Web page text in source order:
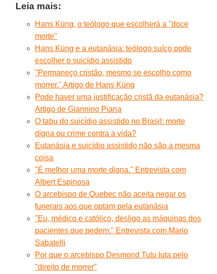
Leia mais:
Hans Küng, o teólogo que escolherá a ''doce
morte''
Hans Küng e a eutanásia: teólogo suíço pode
escolher o suicídio assistido
''Permaneço cristão, mesmo se escolho como
morrer.'' Artigo de Hans Küng
Pode haver uma justificação cristã da eutanásia?
Artigo de Giannino Piana
O tabu do suicídio assistido no Brasil: morte
digna ou crime contra a vida?
Eutanásia e suicídio assistido não são a mesma
coisa
"É melhor uma morte digna." Entrevista com
Albert Espinosa
O arcebispo de Quebec não aceita negar os
funerais aos que optam pela eutanásia
"Eu, médico e católico, desligo as máquinas dos
pacientes que pedem." Entrevista com Mario
Sabatelli
Por que o arcebispo Desmond Tutu luta pelo
"direito de morrer"